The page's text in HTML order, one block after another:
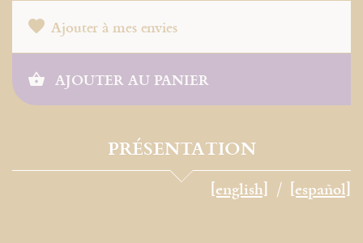
Ajouter à mes envies
AJOUTER AU PANIER
PRÉSENTATION
[english] [español]